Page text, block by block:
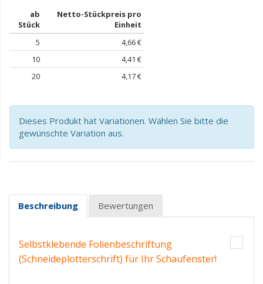
ab
Stück
Netto-Stückpreis pro
Einheit
5
4,66 €
10
4,41 €
20
4,17 €
Dieses Produkt hat Variationen. Wählen Sie bitte die
gewünschte Variation aus.
Beschreibung Bewertungen
Selbstklebende Folienbeschriftung
(Schneideplotterschrift) für Ihr Schaufenster!